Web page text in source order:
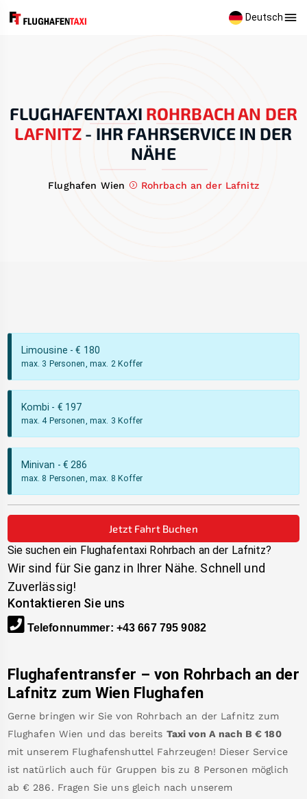
Deutsch
FLUGHAFENTAXI ROHRBACH AN DER
LAFNITZ - IHR FAHRSERVICE IN DER
NÄHE
Flughafen Wien Rohrbach an der Lafnitz
Limousine - € 180
max. 3 Personen, max. 2 Koffer
Kombi - € 197
max. 4 Personen, max. 3 Koffer
Minivan - € 286
max. 8 Personen, max. 8 Koffer
Jetzt Fahrt Buchen
Sie suchen ein Flughafentaxi Rohrbach an der Lafnitz?
Wir sind für Sie ganz in Ihrer Nähe. Schnell und
Zuverlässig!
Kontaktieren Sie uns
Telefonnummer: +43 667 795 9082
Flughafentransfer – von Rohrbach an der
Lafnitz zum Wien Flughafen
Gerne bringen wir Sie von Rohrbach an der Lafnitz zum
Flughafen Wien und das bereits Taxi von A nach B €180
mit unserem Flughafenshuttel Fahrzeugen! Dieser Service
ist natürlich auch für Gruppen bis zu 8 Personen möglich
ab € 286. Fragen Sie uns gleich nach unserem